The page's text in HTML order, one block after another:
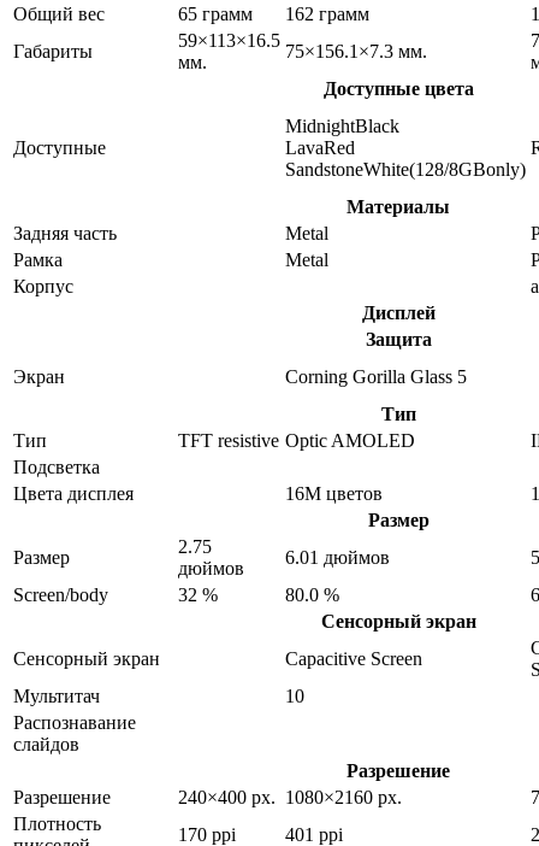
Общий вес
65 грамм 162 грамм
Габариты
59×113×16.5
мм.
75×156.1×7.3 мм.
Доступные цвета
Доступные
MidnightBlack
LavaRed
SandstoneWhite(128/8GBonly)
Материалы
Задняя часть
Metal
Рамка
Metal
Корпус
Дисплей
Защита
Экран
Corning Gorilla Glass 5
Тип
Тип
TFT resistive Optic AMOLED
Подсветка
Цвета дисплея
16M цветов
Размер
Размер
2.75
дюймов
6.01 дюймов
Screen/body
32 % 80.0 %
Сенсорный экран
Сенсорный экран
Capacitive Screen
Мультитач
10
Распознавание
слайдов
Разрешение
Разрешение
240×400 px. 1080×2160 px.
Плотность
170 ppi 401 ppi